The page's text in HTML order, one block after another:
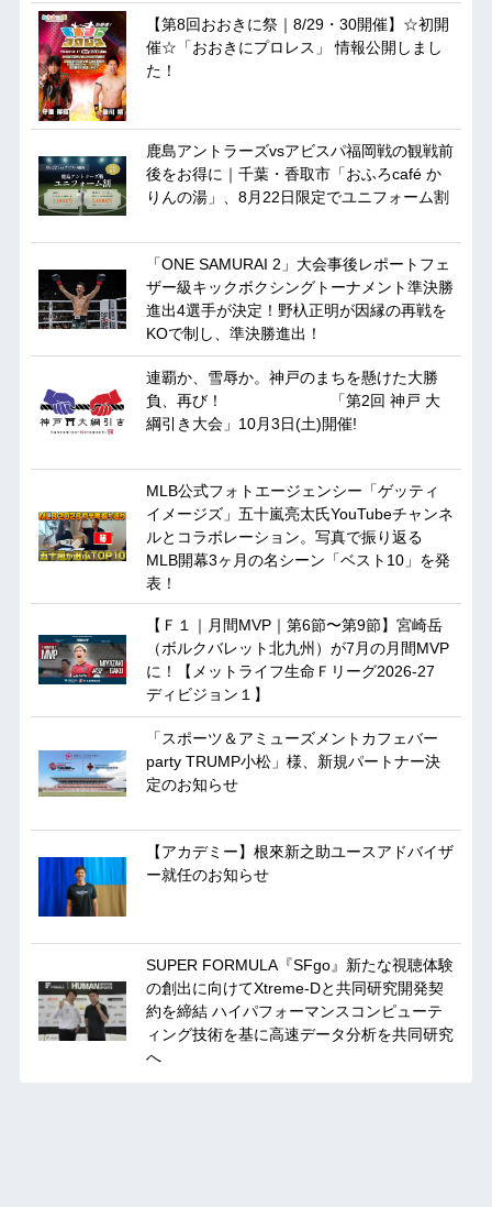
【第8回おおきに祭｜8/29・30開催】☆初開
催☆「おおきにプロレス」 情報公開しまし
た！
鹿島アントラーズvsアビスパ福岡戦の観戦前
後をお得に｜千葉・香取市「おふろcafé か
りんの湯」、8月22日限定でユニフォーム割
「ONE SAMURAI 2」大会事後レポートフェ
ザー級キックボクシングトーナメント準決勝
進出4選手が決定！野杁正明が因縁の再戦を
KOで制し、準決勝進出！
連覇か、雪辱か。神戸のまちを懸けた大勝
負、再び！ 「第2回 神戸 大
綱引き大会」10月3日(土)開催!
MLB公式フォトエージェンシー「ゲッティ
イメージズ」五十嵐亮太氏YouTubeチャンネ
ルとコラボレーション。写真で振り返る
MLB開幕3ヶ月の名シーン「ベスト10」を発
表！
【Ｆ１｜月間MVP｜第6節〜第9節】宮崎岳
（ボルクバレット北九州）が7月の月間MVP
に！【メットライフ生命Ｆリーグ2026-27
ディビジョン１】
「スポーツ＆アミューズメントカフェバー
party TRUMP小松」様、新規パートナー決
定のお知らせ
【アカデミー】根來新之助ユースアドバイザ
ー就任のお知らせ
SUPER FORMULA『SFgo』新たな視聴体験
の創出に向けてXtreme-Dと共同研究開発契
約を締結 ハイパフォーマンスコンピューテ
ィング技術を基に⾼速データ分析を共同研究
へ